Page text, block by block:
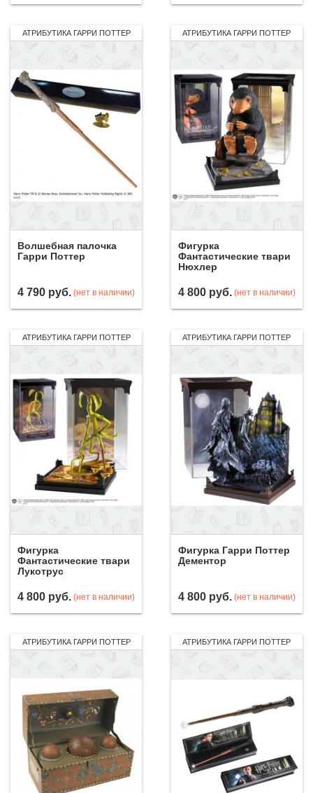
АТРИБУТИКА ГАРРИ ПОТТЕР
Волшебная палочка
Гарри Поттер
4 790 руб. (нет в наличии)
АТРИБУТИКА ГАРРИ ПОТТЕР
Фигурка
Фантастические твари
Нюхлер
4 800 руб. (нет в наличии)
АТРИБУТИКА ГАРРИ ПОТТЕР
Фигурка
Фантастические твари
Лукотрус
4 800 руб. (нет в наличии)
АТРИБУТИКА ГАРРИ ПОТТЕР
Фигурка Гарри Поттер
Дементор
4 800 руб. (нет в наличии)
АТРИБУТИКА ГАРРИ ПОТТЕР АТРИБУТИКА ГАРРИ ПОТТЕР